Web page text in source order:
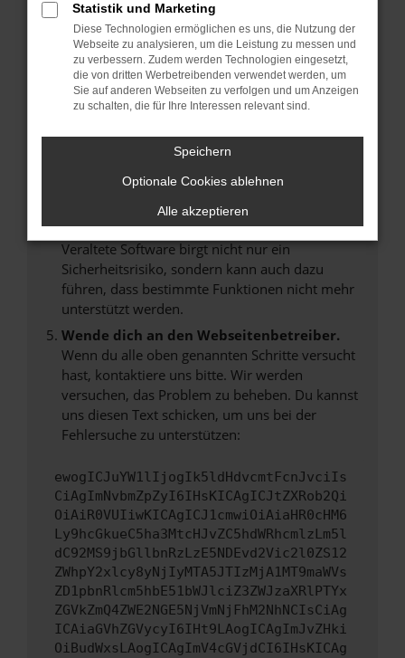
Manche Erweiterungen, wie Werbeblocker,
können das Laden bestimmter Seiten
verhindern. Funktioniert die Seite in einem
anderen Browser oder in einem privaten
Fenster?
Das kann manchmal helfen, vorübergehende
Probleme zu beheben.
Stelle sicher, dass dein Browser und dein
Betriebssystem auf dem neuesten Stand
sind.
Veraltete Software birgt nicht nur ein
Sicherheitsrisiko, sondern kann auch dazu
führen, dass bestimmte Funktionen nicht mehr
unterstützt werden.
Wende dich an den Webseitenbetreiber.
Wenn du alle oben genannten Schritte versucht
hast, kontaktiere uns bitte. Wir werden
versuchen, das Problem zu beheben. Du kannst
uns diesen Text schicken, um uns bei der
Fehlersuche zu unterstützen:
ewogICJuYW1lIjogIk5ldHdvcmtFcnJvciIs
CiAgImNvbmZpZyI6IHsKICAgICJtZXRob2Qi
OiAiR0VUIiwKICAgICJ1cmwiOiAiaHR0cHM6
Ly9hcGkueC5ha3MtcHJvZC5hdWRhcmlzLm5l
dC92MS9jbGllbnRzLzE5NDEvd2Vic2l0ZS12
ZWhpY2xlcy8yNjIyMTA5JTIzMjA1MT9maWVs
ZD1pbnRlcm5hbE51bWJlciZ3ZWJzaXRlPTYx
ZGVkZmQ4ZWE2NGE5NjVmNjFhM2NhNCIsCiAg
ICAiaGVhZGVycyI6IHt9LAogICAgImJvZHki
OiBudWxsLAogICAgImV4cGVjdCI6IHsKICAg
Statistik und Marketing
Diese Technologien ermöglichen es uns, die Nutzung der
Webseite zu analysieren, um die Leistung zu messen und
zu verbessern. Zudem werden Technologien eingesetzt,
die von dritten Werbetreibenden verwendet werden, um
Sie auf anderen Webseiten zu verfolgen und um Anzeigen
zu schalten, die für Ihre Interessen relevant sind.
Speichern
Optionale Cookies ablehnen
Alle akzeptieren